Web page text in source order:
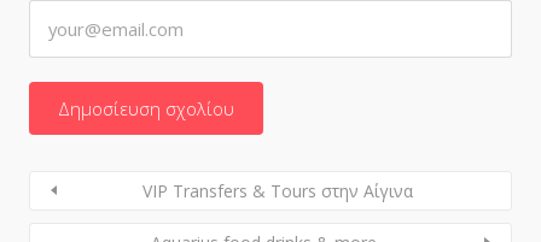
VIP Transfers & Tours στην Αίγινα